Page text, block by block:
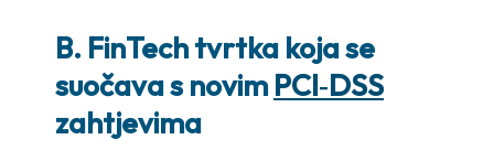
B. FinTech tvrtka koja se
suočava s novimPCI‑DSS
zahtjevima